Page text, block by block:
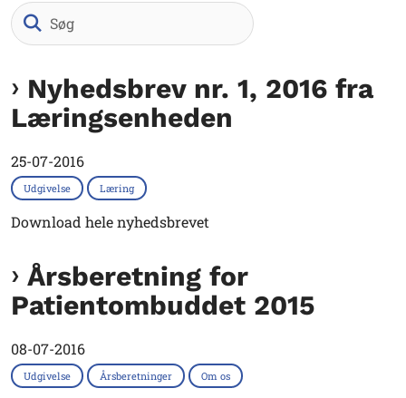
Nyhedsbrev nr. 1, 2016 fra
Læringsenheden
25-07-2016
Udgivelse Læring
Download hele nyhedsbrevet
Årsberetning for
Patientombuddet 2015
08-07-2016
Udgivelse Årsberetninger Om os